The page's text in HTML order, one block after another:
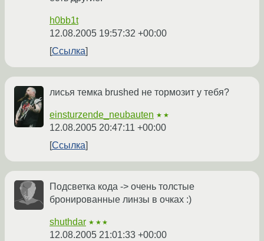
h0bb1t
12.08.2005 19:57:32 +00:00
Ссылка
лисья темка brushed не тормозит у тебя?
einsturzende_neubauten ★★
12.08.2005 20:47:11 +00:00
Ссылка
Подсветка кода -> очень толстые
бронированные линзы в очках :)
shuthdar ★★★
12.08.2005 21:01:33 +00:00